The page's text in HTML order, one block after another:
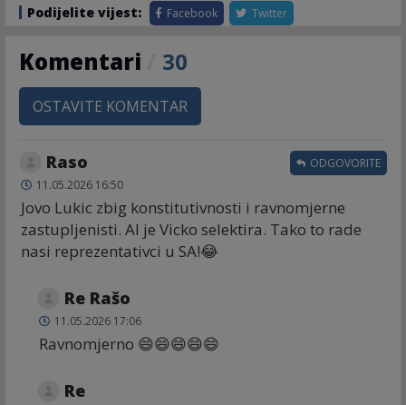
Podijelite vijest: Facebook Twitter
Komentari 30
OSTAVITE KOMENTAR
Raso
11.05.2026 16:50
Jovo Lukic zbig konstitutivnosti i ravnomjerne
zastupljenisti. Al je Vicko selektira. Tako to rade
nasi reprezentativci u SA!😂
ODGOVORITE
Re Rašo
11.05.2026 17:06
Ravnomjerno 😄😄😄😄😄
Re